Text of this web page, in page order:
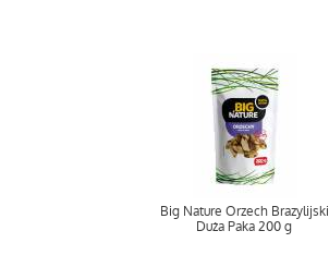
Big Nature Orzech Brazylijski
Duża Paka 200 g